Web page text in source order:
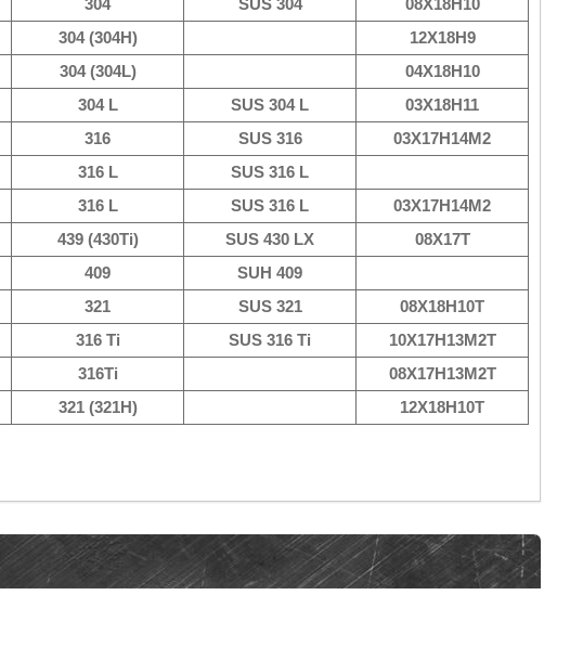
304 SUS 304
08Х18Н10
304 (304H)
12Х18Н9
304 (304L)
04Х18Н10
304 L SUS 304 L
03Х18Н11
316 SUS 316
03Х17Н14М2
316 L
SUS 316 L
316 L SUS 316 L
03Х17Н14М2
439 (430Ti) SUS 430 LX
08Х17Т
409
SUH 409
321 SUS 321
08Х18Н10Т
316 Ti SUS 316 Ti
10Х17Н13М2Т
316Ti
08Х17Н13М2Т
321 (321Н)
12Х18Н10Т